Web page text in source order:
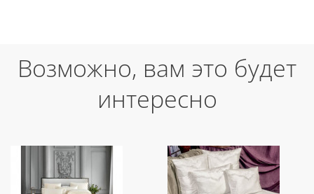
Возможно, вам это будет
интересно